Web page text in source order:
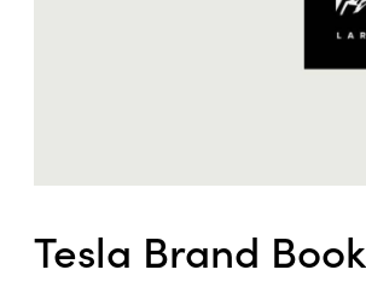
Tesla Brand Book